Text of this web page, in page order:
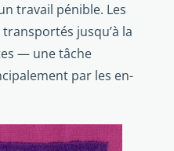
travail pénible. Les
jusqu’à la
— une tâche
par les en­